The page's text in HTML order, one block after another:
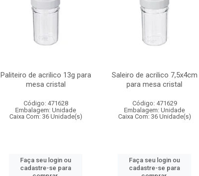
Paliteiro de acrilico 13g para
mesa cristal
Código: 471628
Embalagem: Unidade
Caixa Com: 36 Unidade(s)
Faça seu login ou
cadastre-se para
Saleiro de acrilico 7,5x4cm
para mesa cristal
Código: 471629
Embalagem: Unidade
Caixa Com: 36 Unidade(s)
Faça seu login ou
cadastre-se para